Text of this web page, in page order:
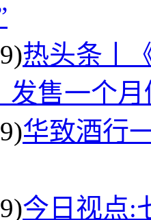
热头条丨
发售一个
华致酒行
今日视点: